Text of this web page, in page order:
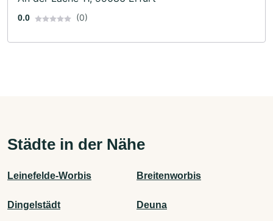
0.0 (0)
Städte in der Nähe
Leinefelde-Worbis Breitenworbis
Dingelstädt Deuna